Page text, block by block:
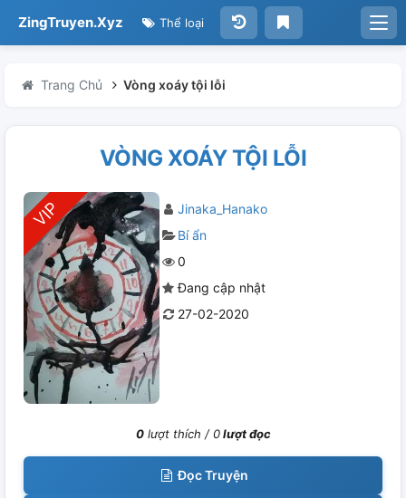
ZingTruyen.Xyz Thể loại
Trang Chủ Vòng xoáy tội lỗi
VÒNG XOÁY TỘI LỖI
Jinaka_Hanako
Bí ẩn
0
Đang cập nhật
27-02-2020
0lượt thích /0lượt đọc
Đọc Truyện